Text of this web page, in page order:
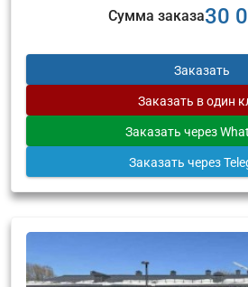
Сумма заказа30
Заказать
Заказать в один
Заказать через
Заказать через